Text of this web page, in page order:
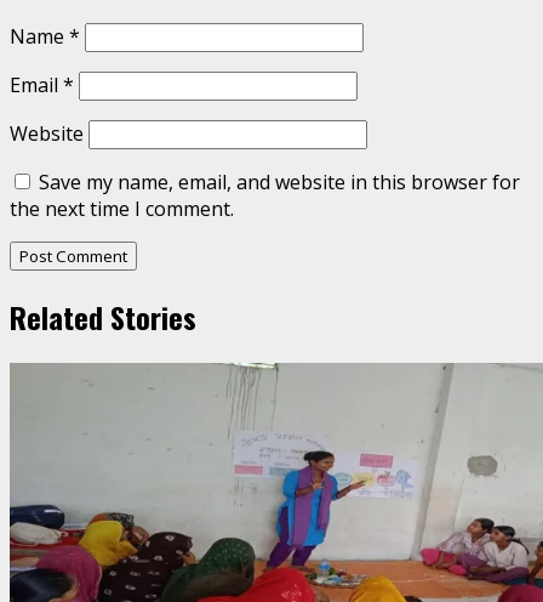
Name *
Email *
Website
Save my name, email, and website in this browser for
the next time I comment.
Related Stories